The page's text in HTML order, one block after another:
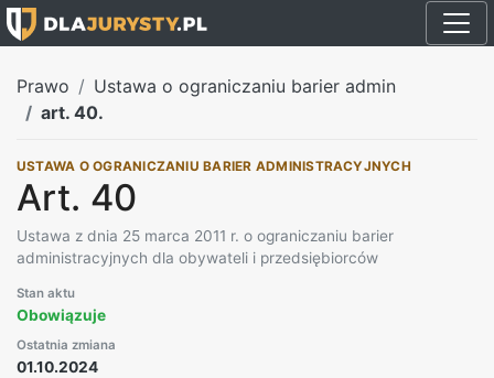
Prawo
Ustawa o ograniczaniu barier admin
art. 40.
USTAWA O OGRANICZANIU BARIER ADMINISTRACYJNYCH
Art. 40
Ustawa z dnia 25 marca 2011 r. o ograniczaniu barier
administracyjnych dla obywateli i przedsiębiorców
Stan aktu
Obowiązuje
Ostatnia zmiana
01.10.2024